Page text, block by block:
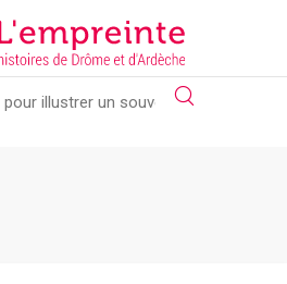
=> B263626101_CP1716 )
if you want the default styling